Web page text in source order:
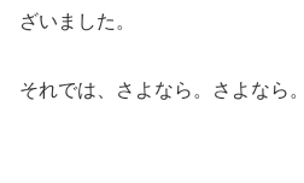
ざいました。
それでは、さよなら。さよなら